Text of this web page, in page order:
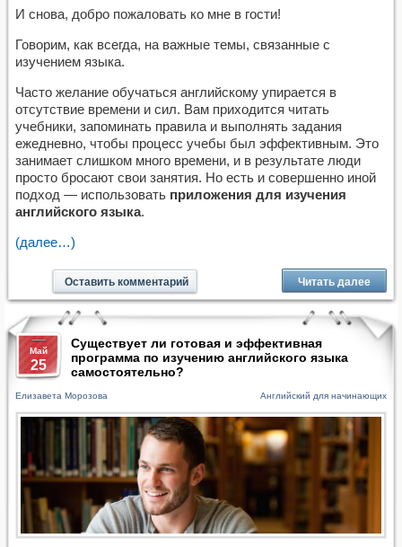
И снова, добро пожаловать ко мне в гости!
Говорим, как всегда, на важные темы, связанные с
изучением языка.
Часто желание обучаться английскому упирается в
отсутствие времени и сил. Вам приходится читать
учебники, запоминать правила и выполнять задания
ежедневно, чтобы процесс учебы был эффективным. Это
занимает слишком много времени, и в результате люди
просто бросают свои занятия. Но есть и совершенно иной
подход — использовать приложения для изучения
английского языка.
(далее…)
Оставить комментарий Читать далее
Май
25
Существует ли готовая и эффективная
программа по изучению английского языка
самостоятельно?
Елизавета Морозова Английский для начинающих